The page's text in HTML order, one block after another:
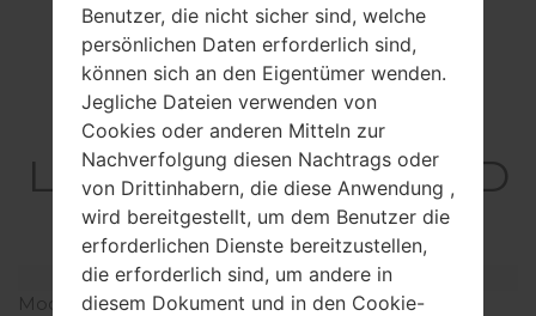
Spezifikation
LGM400DY(LGM400D
Y) akaLG Stylus 3
Modell und seine Eigenschaften
Modell
LGM400DY
Benutzer, die nicht sicher sind, welche
persönlichen Daten erforderlich sind,
können sich an den Eigentümer wenden.
Jegliche Dateien verwenden von
Cookies oder anderen Mitteln zur
Nachverfolgung diesen Nachtrags oder
von Drittinhabern, die diese Anwendung ,
wird bereitgestellt, um dem Benutzer die
erforderlichen Dienste bereitzustellen,
die erforderlich sind, um andere in
diesem Dokument und in den Cookie-